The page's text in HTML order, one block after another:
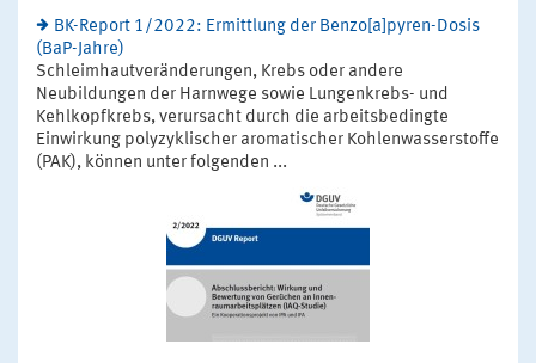
BK-Report 1/2022: Ermittlung der Benzo[a]pyren-Dosis
(BaP-Jahre)
Schleimhautveränderungen, Krebs oder andere
Neubildungen der Harnwege sowie Lungenkrebs- und
Kehlkopfkrebs, verursacht durch die arbeitsbedingte
Einwirkung polyzyklischer aromatischer Kohlenwasserstoffe
(PAK), können unter folgenden ...